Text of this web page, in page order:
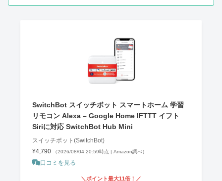
SwitchBot スイッチボット スマートホーム 学習
リモコン Alexa – Google Home IFTTT イフト
Siriに対応 SwitchBot Hub Mini
スイッチボット(SwitchBot)
¥4,790
（2026/08/04 20:59時点 | Amazon調べ）
口コミを見る
＼ポイント最大11倍！／